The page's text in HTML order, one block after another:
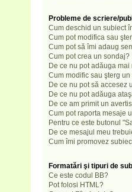
Probleme de scriere/
Cum deschid un subiect
Cum pot modifica sau
Cum pot să îmi adaug
Cum pot crea un sondaj?
De ce nu pot adăuga
Cum modific sau şterg
De ce nu pot să accesez
De ce nu pot adăuga
De ce am primit un
Cum pot raporta mesaje
Pentru ce este butonul
De ce mesajul meu
Cum îmi promovez
Formatări şi tipuri de
Ce este codul BB?
Pot folosi HTML?